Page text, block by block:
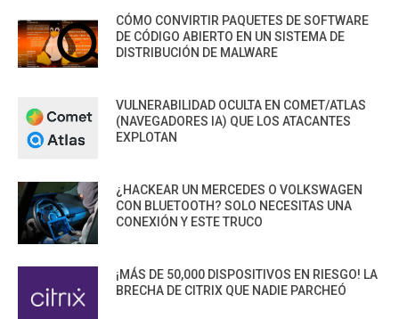
CÓMO CONVIRTIR PAQUETES DE SOFTWARE
DE CÓDIGO ABIERTO EN UN SISTEMA DE
DISTRIBUCIÓN DE MALWARE
VULNERABILIDAD OCULTA EN COMET/ATLAS
(NAVEGADORES IA) QUE LOS ATACANTES
EXPLOTAN
¿HACKEAR UN MERCEDES O VOLKSWAGEN
CON BLUETOOTH? SOLO NECESITAS UNA
CONEXIÓN Y ESTE TRUCO
¡MÁS DE 50,000 DISPOSITIVOS EN RIESGO! LA
BRECHA DE CITRIX QUE NADIE PARCHEÓ